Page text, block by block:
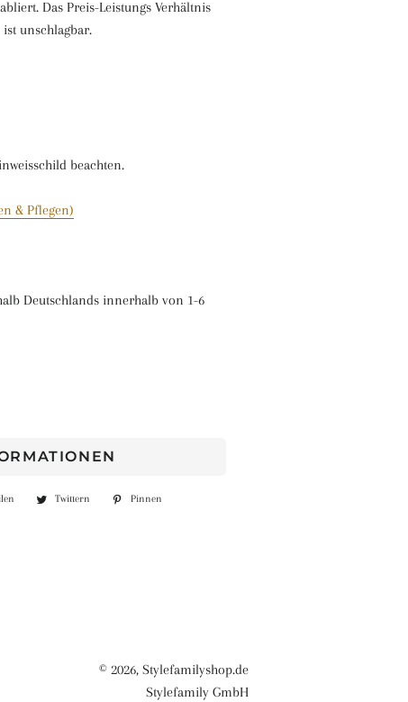
Das Preis-Leistungs Verhältnis
unschlagbar.
beachten.
& Pflegen)
Deutschlands innerhalb von 1-6
Auf
Twittern
Auf
Pinnen
© 2026, Stylefamilyshop.de
Stylefamily GmbH